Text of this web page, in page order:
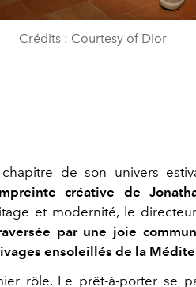
Crédits : Courtesy of Dior
de son univers
créative de
et modernité, le
par une joie
ensoleillés de la
rôle. Le prêt-à-porter se